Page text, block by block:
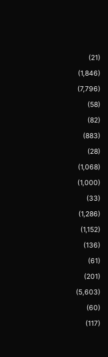
(21)
(1,846)
(7,796)
(58)
(82)
(883)
(28)
(1,068)
(1,000)
(33)
(1,286)
(1,152)
(136)
(61)
(201)
(5,603)
(60)
(117)